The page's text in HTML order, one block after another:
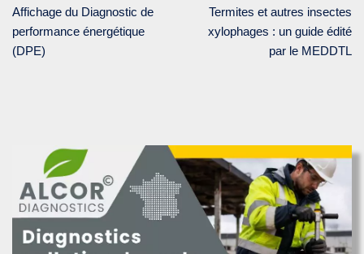
Affichage du Diagnostic de
performance énergétique
(DPE)
Termites et autres insectes
xylophages : un guide édité
par le MEDDTL